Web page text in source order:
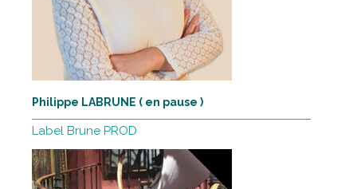
Philippe LABRUNE ( en pause )
Label Brune PROD